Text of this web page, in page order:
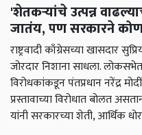
'शेतकऱ्यांचे उत्पन्न
जातंय, पण सरकारने
राष्ट्रवादी काँग्रेसच्या खासदार
जोरदार निशाना साधला.
विरोधकांकडून पंतप्रधान नरेंद्र
प्रस्तावाच्या विरोधात बोलत
यांनी सरकारच्या शेती, आर्थिक